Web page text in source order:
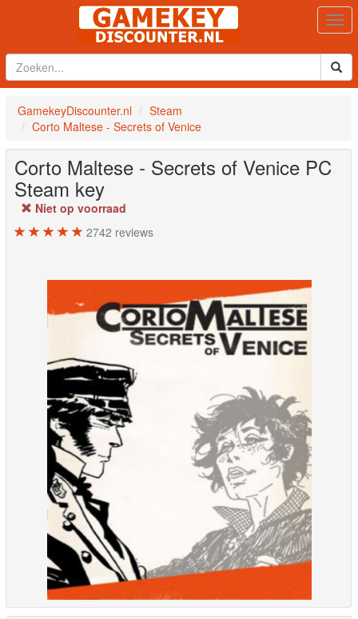
GamekeyDiscounter.nl
Steam
Corto Maltese - Secrets of Venice
Corto Maltese - Secrets of Venice PC
Steam key
Niet op voorraad
2742 reviews